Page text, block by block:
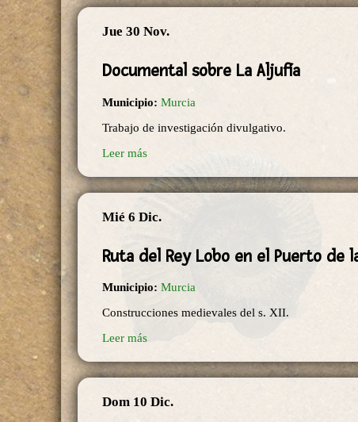
Jue 30 Nov.
Documental sobre La Aljufía
Municipio: Murcia
Trabajo de investigación divulgativo.
Leer más
Mié 6 Dic.
Ruta del Rey Lobo en el Puerto de
Municipio: Murcia
Construcciones medievales del s. XII.
Leer más
Dom 10 Dic.